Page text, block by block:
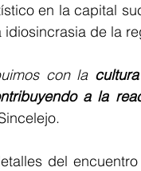
en la capital
de la
con la
a la
del